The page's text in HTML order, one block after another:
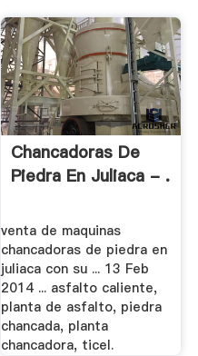
Chancadoras De
Piedra En Juliaca - .
venta de maquinas
chancadoras de piedra en
juliaca con su ... 13 Feb
2014 ... asfalto caliente,
planta de asfalto, piedra
chancada, planta
chancadora, ticel.